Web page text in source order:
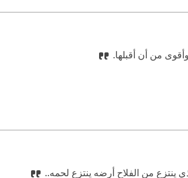
من أن أقبلها.
ينتزع من الفلاح أرضه ينتزع لحمه..